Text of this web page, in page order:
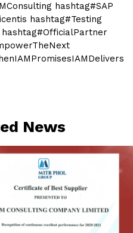
hashtag#SAP
hashtag#Testing
hashtag#OfficialPartner
News